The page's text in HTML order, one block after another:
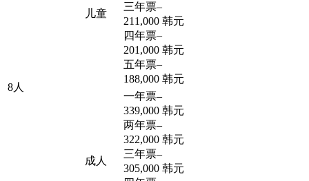
8人
儿童
三年票–
211,000 韩元
四年票–
201,000 韩元
五年票–
188,000 韩元
成人
一年票–
339,000 韩元
两年票–
322,000 韩元
三年票–
305,000 韩元